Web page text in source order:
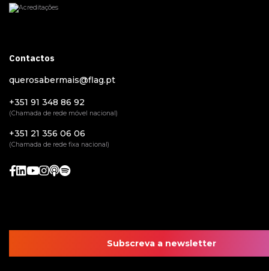
Contactos
querosabermais@flag.pt
+351 91 348 86 92
(Chamada de rede móvel nacional)
+351 21 356 06 06
(Chamada de rede fixa nacional)
Subscreva a newsletter